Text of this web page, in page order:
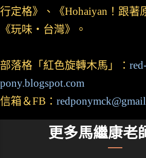
行定格》、《Hohaiyan！跟著
《玩味‧台灣》。
部落格「紅色旋轉木馬」：
pony.blogspot.com
信箱＆FB：
更多馬繼康老